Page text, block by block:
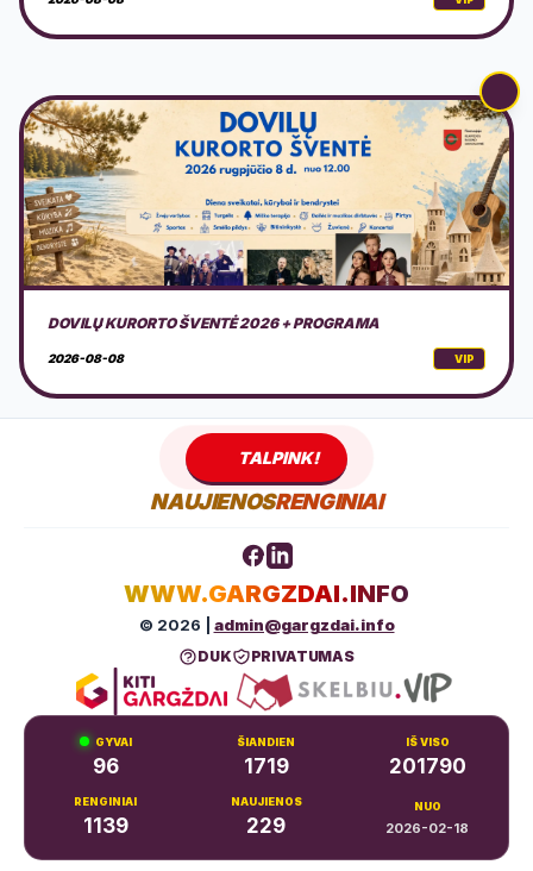
AMERICAN MOTOR FEST 2026
2026-08-08 VIP
TALPINK!
NAUJIENOSRENGINIAI
WWW.GARGZDAI.INFO
© 2026 | admin@gargzdai.info
DUK PRIVATUMAS
GYVAI
96
ŠIANDIEN
1719
IŠ VISO
201790
RENGINIAI
1139
NAUJIENOS
229
NUO
2026-02-18